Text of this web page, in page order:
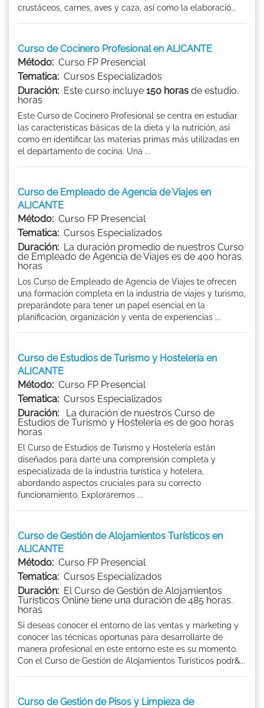
crustáceos, carnes, aves y caza, así como la elaboració...
Curso de Cocinero Profesional en ALICANTE
Método: Curso FP Presencial
Tematica: Cursos Especializados
Duración: Este curso incluye 150 horas de estudio.
horas
Este Curso de Cocinero Profesional se centra en estudiar
las características básicas de la dieta y la nutrición, así
como en identificar las materias primas más utilizadas en
el departamento de cocina. Una ...
Curso de Empleado de Agencia de Viajes en
ALICANTE
Método: Curso FP Presencial
Tematica: Cursos Especializados
Duración: La duración promedio de nuestros Curso
de Empleado de Agencia de Viajes es de 400 horas.
horas
Los Curso de Empleado de Agencia de Viajes te ofrecen
una formación completa en la industria de viajes y turismo,
preparándote para tener un papel esencial en la
planificación, organización y venta de experiencias ...
Curso de Estudios de Turismo y Hostelería en
ALICANTE
Método: Curso FP Presencial
Tematica: Cursos Especializados
Duración:
La duración de nuestros Curso de
Estudios de Turismo y Hostelería es de 900 horas
horas
El Curso de Estudios de Turismo y Hostelería están
diseñados para darte una comprensión completa y
especializada de la industria turística y hotelera,
abordando aspectos cruciales para su correcto
funcionamiento. Exploraremos ...
Curso de Gestión de Alojamientos Turísticos en
ALICANTE
Método: Curso FP Presencial
Tematica: Cursos Especializados
Duración: El Curso de Gestión de Alojamientos
Turísticos Online tiene una duración de 485 horas.
horas
Si deseas conocer el entorno de las ventas y marketing y
conocer las técnicas oportunas para desarrollarte de
manera profesional en este entorno este es su momento.
Con el Curso de Gestión de Alojamientos Turísticos podr&...
Curso de Gestión de Pisos y Limpieza de